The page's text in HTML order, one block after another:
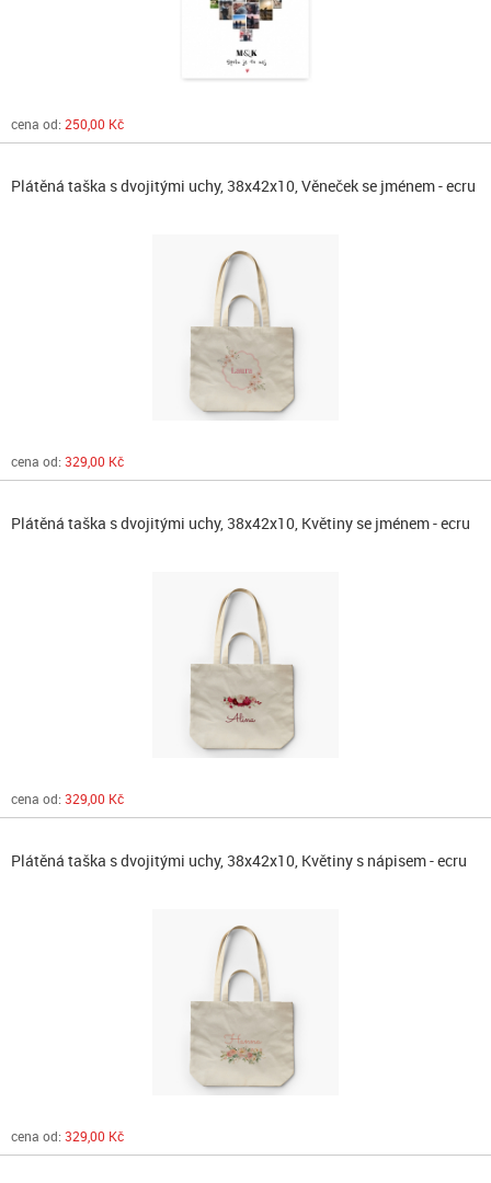
cena od: 250,00 Kč
Plátěná taška s dvojitými uchy, 38x42x10, Věneček se jménem - ecru
cena od: 329,00 Kč
Plátěná taška s dvojitými uchy, 38x42x10, Květiny se jménem - ecru
cena od: 329,00 Kč
Plátěná taška s dvojitými uchy, 38x42x10, Květiny s nápisem - ecru
cena od: 329,00 Kč